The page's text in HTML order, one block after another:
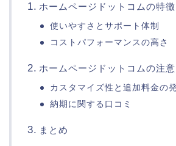
ホームページドットコムの特徴
使いやすさとサポート体制
コストパフォーマンスの高さ
ホームページドットコムの注意
カスタマイズ性と追加料金の
納期に関する口コミ
まとめ